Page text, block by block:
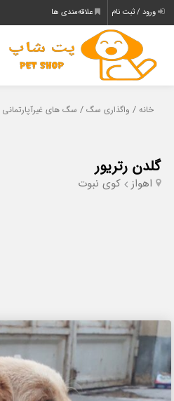
ورود / ثبت نام علاقه‌مندی ها
خانه / واگذاری سگ / سگ های غیرآپارتمانی
گلدن رتریور
اهواز کوی نبوت